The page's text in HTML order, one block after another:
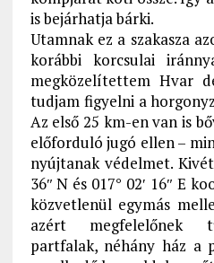
is bejárhatja bárki.
Utamnak ez a szakasza
korábbi korcsulai
megközelítettem Hvar
tudjam figyelni a
Az első 25 km-en van is
előforduló jugó ellen –
nyújtanak védelmet.
36″ N és 017° 02′ 16″ E
közvetlenül egymás
azért megfelelőnek
partfalak, néhány ház a